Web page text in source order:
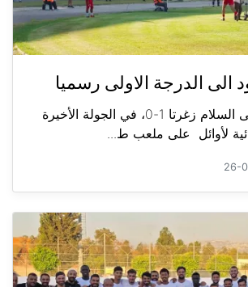
الى الدرجة الاولى رسميا
فوز طرابلس على السلام زغرتا 1-0، في الجولة الأخيرة
لأوائل على ملعب ط...
26-